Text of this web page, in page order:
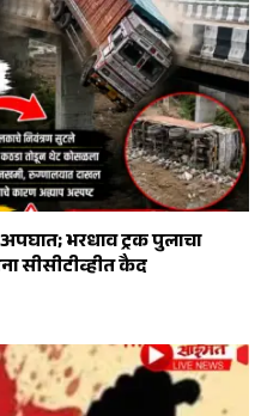
भरधाव ट्रक पुलाचा
सीसीटीव्हीत कैद